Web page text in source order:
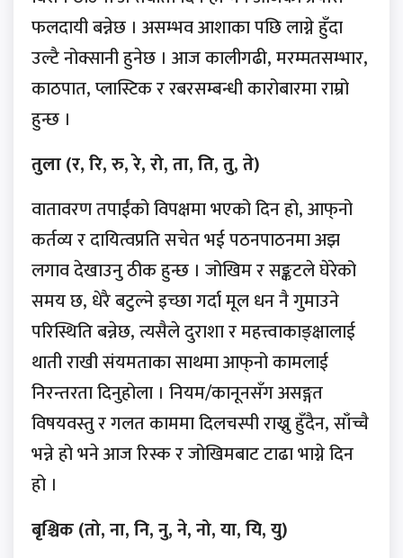
फलदायी बन्नेछ । असम्भव आशाका पछि लाग्ने हुँदा
उल्टै नोक्सानी हुनेछ । आज कालीगढी, मरम्मतसम्भार,
काठपात, प्लास्टिक र रबरसम्बन्धी कारोबारमा राम्रो
हुन्छ ।
तुला (र, रि, रु, रे, रो, ता, ति, तु, ते)
वातावरण तपाईंको विपक्षमा भएको दिन हो, आफ्‌नो
कर्तव्य र दायित्वप्रति सचेत भई पठनपाठनमा अझ
लगाव देखाउनु ठीक हुन्छ । जोखिम र सङ्कटले घेरेको
समय छ, धेरै बटुल्ने इच्छा गर्दा मूल धन नै गुमाउने
परिस्थिति बन्नेछ, त्यसैले दुराशा र महत्त्वाकाङ्क्षालाई
थाती राखी संयमताका साथमा आफ्‌नो कामलाई
निरन्तरता दिनुहोला । नियम/कानूनसँग असङ्गत
विषयवस्तु र गलत काममा दिलचस्पी राख्नु हुँदैन, साँच्चै
भन्ने हो भने आज रिस्क र जोखिमबाट टाढा भाग्ने दिन
हो ।
बृश्चिक (तो, ना, नि, नु, ने, नो, या, यि, यु)